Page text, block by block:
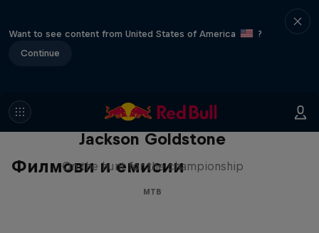
Want to see content from United States of America
?
Continue
Филмови и емисии
The Search for Milliseconds:
Jackson Goldstone
On the hunt for the championship
MTB